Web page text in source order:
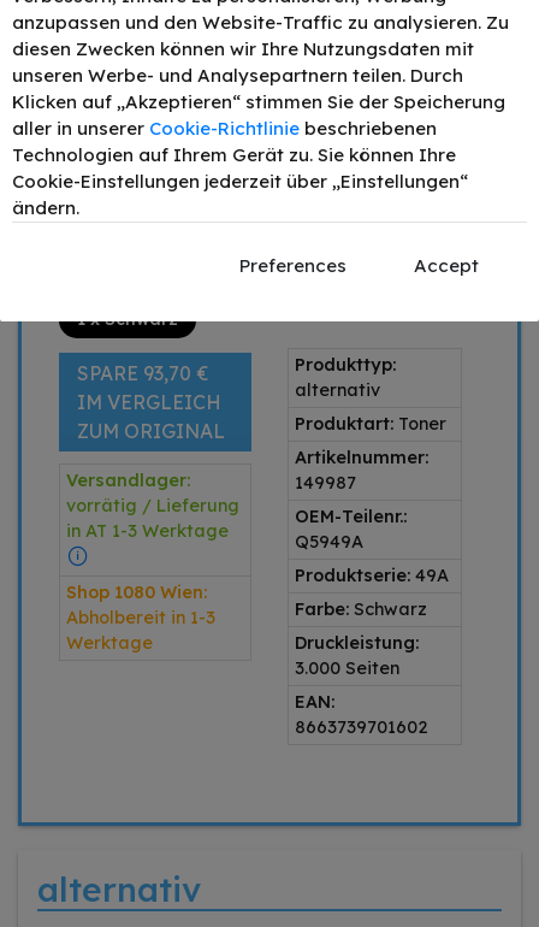
1
49,90 €
4 42,42 € - 15%
6 39,92 € - 20%
– +
IN DEN WARENKORB
Preis inkl. MwSt. zzgl.Versand
1 x Schwarz
SPARE 93,70 €
IM VERGLEICH
ZUM ORIGINAL
Versandlager:
vorrätig / Lieferung
in AT 1-3 Werktage
Shop 1080 Wien:
Abholbereit in 1-3
Werktage
Produkttyp:
alternativ
Produktart: Toner
Artikelnummer:
149987
OEM-Teilenr.:
Q5949A
Produktserie: 49A
Farbe: Schwarz
Druckleistung:
3.000 Seiten
EAN:
8663739701602
alternativ
anzupassen und den Website-Traffic zu analysieren. Zu
diesen Zwecken können wir Ihre Nutzungsdaten mit
unseren Werbe- und Analysepartnern teilen. Durch
Klicken auf „Akzeptieren“ stimmen Sie der Speicherung
aller in unserer Cookie-Richtlinie beschriebenen
Technologien auf Ihrem Gerät zu. Sie können Ihre
Cookie-Einstellungen jederzeit über „Einstellungen“
ändern.
Preferences Accept